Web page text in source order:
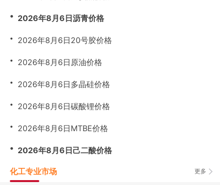
・ 2026年8月6日沥青价格
・ 2026年8月6日20号胶价格
・ 2026年8月6日原油价格
・ 2026年8月6日多晶硅价格
・ 2026年8月6日碳酸锂价格
・ 2026年8月6日MTBE价格
・ 2026年8月6日己二酸价格
更多
化工专业市场